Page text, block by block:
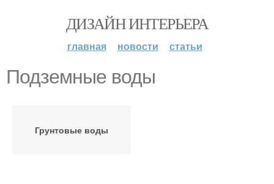
ДИЗАЙН ИНТЕРЬЕРА
главная новости статьи
Подземные воды
Грунтовые воды